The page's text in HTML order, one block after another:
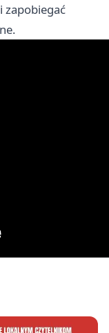
zapobiegać